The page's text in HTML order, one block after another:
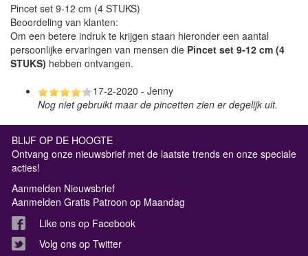
Pincet set 9-12 cm (4 STUKS)
Beoordeling van klanten:
Om een betere indruk te krijgen staan hieronder een aantal
persoonlijke ervaringen van mensen die Pincet set 9-12 cm (4
STUKS) hebben ontvangen.
17-2-2020 - Jenny
Nog niet gebruikt maar de pincetten zien er degelijk uit.
BLIJF OP DE HOOGTE
Ontvang onze nieuwsbrief met de laatste trends en onze speciale
acties!
Aanmelden Nieuwsbrief
Aanmelden Gratis Patroon op Maandag
Like ons op Facebook
Volg ons op Twitter